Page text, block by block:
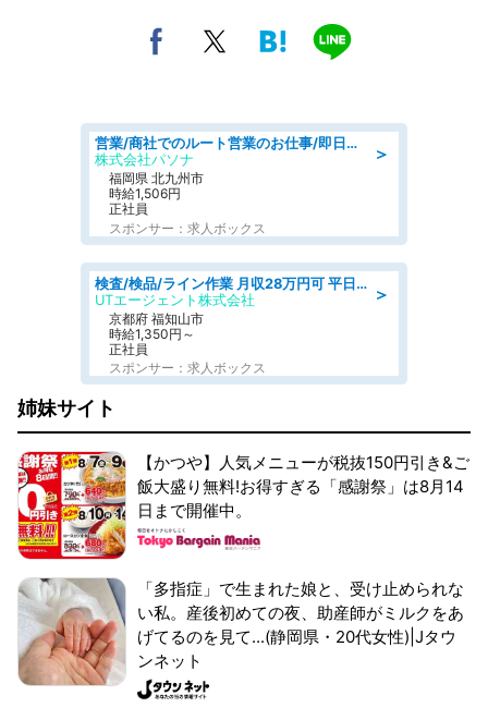
＞
営業/商社でのルート営業のお仕事/即日勤務可/車通勤可/営業
株式会社パソナ
福岡県 北九州市
時給1,506円
正社員
スポンサー：求人ボックス
＞
検査/検品/ライン作業 月収28万円可 平日休み 車両バッテリーのケースの検査など
UTエージェント株式会社
京都府 福知山市
時給1,350円～
正社員
スポンサー：求人ボックス
姉妹サイト
【かつや】人気メニューが税抜150円引き&ご
飯大盛り無料!お得すぎる「感謝祭」は8月14
日まで開催中。
「多指症」で生まれた娘と、受け止められな
い私。産後初めての夜、助産師がミルクをあ
げてるのを見て...(静岡県・20代女性)|Jタウ
ンネット